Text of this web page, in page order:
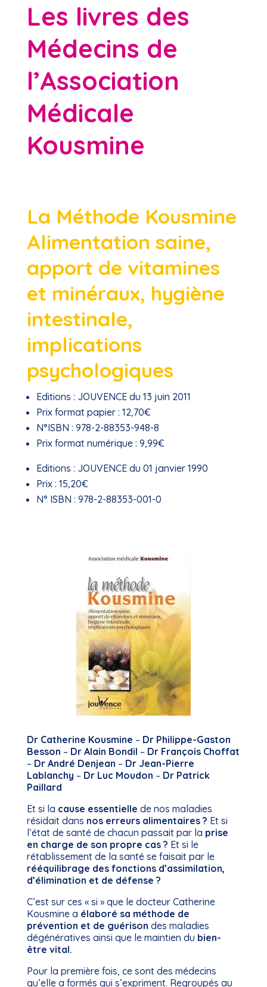
Les livres des
Médecins de
l’Association
Médicale
Kousmine
La Méthode Kousmine
Alimentation saine,
apport de vitamines
et minéraux, hygiène
intestinale,
implications
psychologiques
Editions : JOUVENCE du 13 juin 2011
Prix format papier : 12,70€
N°ISBN : 978-2-88353-948-8
Prix format numérique : 9,99€
Editions : JOUVENCE du 01 janvier 1990
Prix : 15,20€
N° ISBN : 978-2-88353-001-0
Dr Catherine Kousmine – Dr Philippe-Gaston
Besson – Dr Alain Bondil – Dr François Choffat
– Dr André Denjean – Dr Jean-Pierre
Lablanchy – Dr Luc Moudon – Dr Patrick
Paillard
Et si la cause essentielle de nos maladies
résidait dans nos erreurs alimentaires ? Et si
l’état de santé de chacun passait par la prise
en charge de son propre cas ? Et si le
rétablissement de la santé se faisait par le
rééquilibrage des fonctions d’assimilation,
d’élimination et de défense ?
C’est sur ces « si » que le docteur Catherine
Kousmine a élaboré sa méthode de
prévention et de guérison des maladies
dégénératives ainsi que le maintien du bien-
être vital.
Pour la première fois, ce sont des médecins
qu’elle a formés qui s’expriment. Regroupés au